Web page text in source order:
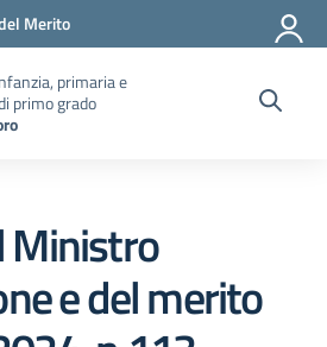
Merito
primaria e
primo grado
Ministro
e del merito